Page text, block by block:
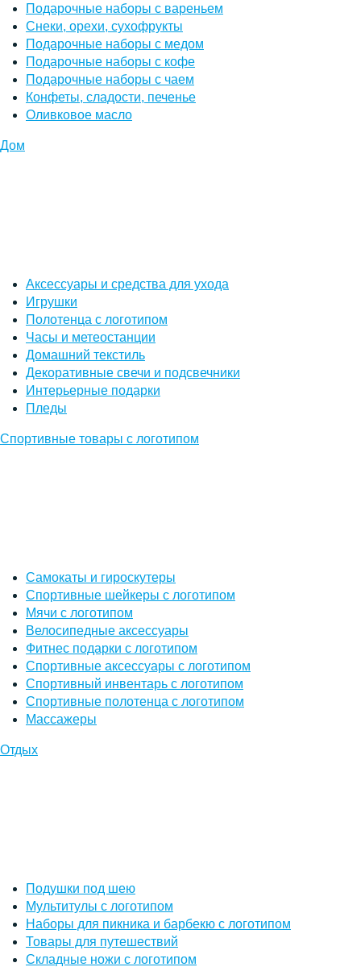
Подарочные наборы с вареньем
Снеки, орехи, сухофрукты
Подарочные наборы с медом
Подарочные наборы с кофе
Подарочные наборы с чаем
Конфеты, сладости, печенье
Оливковое масло
Дом
Аксессуары и средства для ухода
Игрушки
Полотенца с логотипом
Часы и метеостанции
Домашний текстиль
Декоративные свечи и подсвечники
Интерьерные подарки
Пледы
Спортивные товары с логотипом
Самокаты и гироскутеры
Спортивные шейкеры с логотипом
Мячи с логотипом
Велосипедные аксессуары
Фитнес подарки с логотипом
Спортивные аксессуары с логотипом
Спортивный инвентарь с логотипом
Спортивные полотенца с логотипом
Массажеры
Отдых
Подушки под шею
Мультитулы с логотипом
Наборы для пикника и барбекю с логотипом
Товары для путешествий
Складные ножи с логотипом